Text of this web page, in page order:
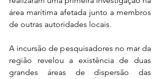
área marítima afetada junto a membros
de outras autoridades locais.
A incursão de pesquisadores no mar da
região revelou a existência de duas
grandes áreas de dispersão das